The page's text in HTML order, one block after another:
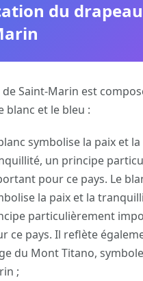
du
de Saint-Marin est
blanc et le bleu :
symbolise la paix et la
un principe
pour ce pays. Le
la paix et la
particulièrement
ce pays. Il reflète
du Mont Titano,
;